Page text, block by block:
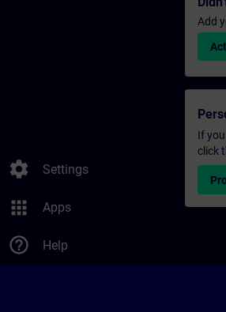
settings Settings
apps Apps
help_outline Help
Add
If
click